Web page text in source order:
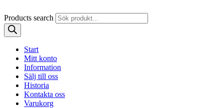
Products search
Start
Mitt konto
Information
Sälj till oss
Historia
Kontakta oss
Varukorg